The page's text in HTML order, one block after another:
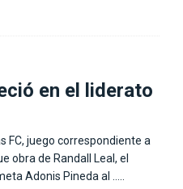
en el liderato
FC, juego correspondiente a
obra de Randall Leal, el
Adonis Pineda al